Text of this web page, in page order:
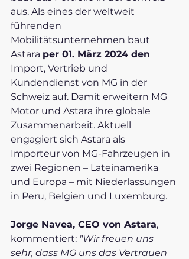
aus. Als eines der weltweit
führenden
Mobilitätsunternehmen baut
Astara per 01. März 2024 den
Import, Vertrieb und
Kundendienst von MG in der
Schweiz auf. Damit erweitern MG
Motor und Astara ihre globale
Zusammenarbeit. Aktuell
engagiert sich Astara als
Importeur von MG-Fahrzeugen in
zwei Regionen – Lateinamerika
und Europa – mit Niederlassungen
in Peru, Belgien und Luxemburg.
Jorge Navea, CEO von Astara,
kommentiert: "Wir freuen uns
sehr, dass MG uns das Vertrauen